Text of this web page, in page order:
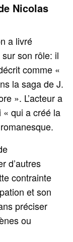
Nicolas
a livré
son rôle: il
comme «
la saga de J.
». L’acteur a
« qui a créé la
d’autres
contrainte
et son
préciser
ou